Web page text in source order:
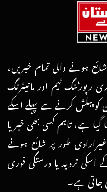
ہونے والی تمام خبریں،
رپورٹنگ ٹیم اور مانیٹرنگ
پبلش کرنے سے پہلے اسکے
گیا ہے، تاہم کسی بھی خبر یا
طور پر شائع ہونے
تردید یا درستگی فوری
جاتی ہے۔